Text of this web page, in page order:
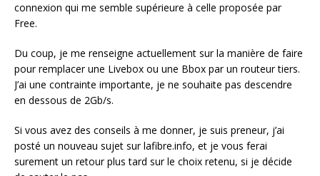
connexion qui me semble supérieure à celle proposée par
Free.
Du coup, je me renseigne actuellement sur la manière de faire
pour remplacer une Livebox ou une Bbox par un routeur tiers.
J’ai une contrainte importante, je ne souhaite pas descendre
en dessous de 2Gb/s.
Si vous avez des conseils à me donner, je suis preneur, j’ai
posté un nouveau sujet sur lafibre.info, et je vous ferai
surement un retour plus tard sur le choix retenu, si je décide